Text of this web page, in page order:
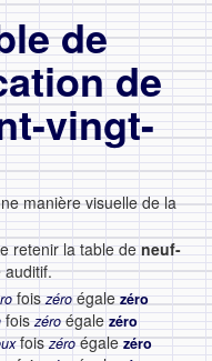
de
de
vingt-
manière visuelle de la
retenir la table de neuf-
foiszéroégalezéro
foiszéro égale zéro
foiszéroégalezéro